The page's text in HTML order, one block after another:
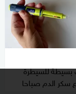
بسيطة للسيطرة
سكر الدم صباحا